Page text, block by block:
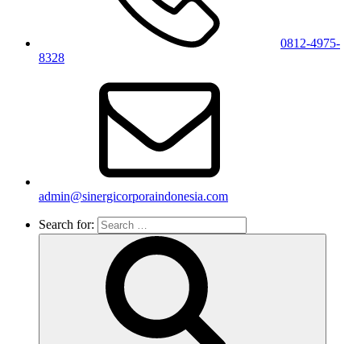
0812-4975-
8328
admin@sinergicorporaindonesia.com
Search for: